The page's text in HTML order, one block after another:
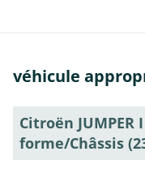
véhicule
Citroën
forme/Châssis